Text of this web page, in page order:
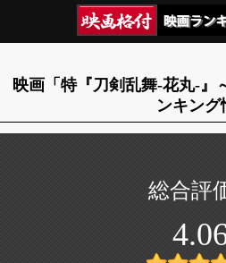
映画「特『刀剣乱舞‐花丸‐
ンキング